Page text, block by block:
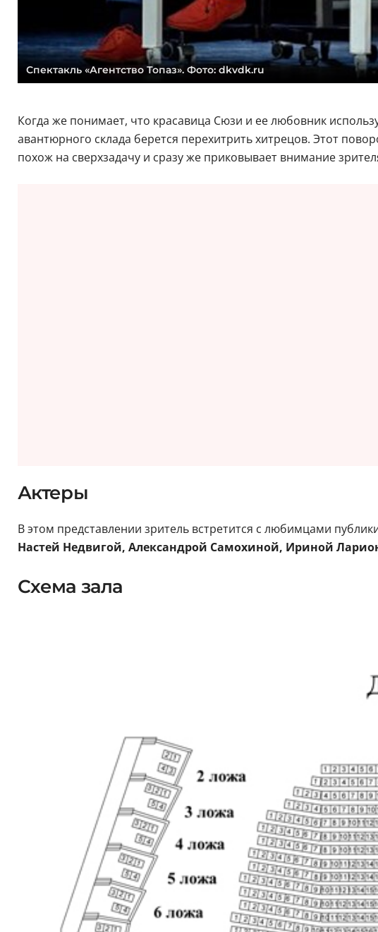
Спектакль «Агентство Топаз». Фото: dkvdk.ru
Когда же понимает, что красавица Сюзи и ее любовник
авантюрного склада берется перехитрить хитрецов. Этот
похож на сверхзадачу и сразу же приковывает внимание
Актеры
В этом представлении зритель встретится с любимцами
Настей Недвигой, Александрой Самохиной, Ириной
Схема зала